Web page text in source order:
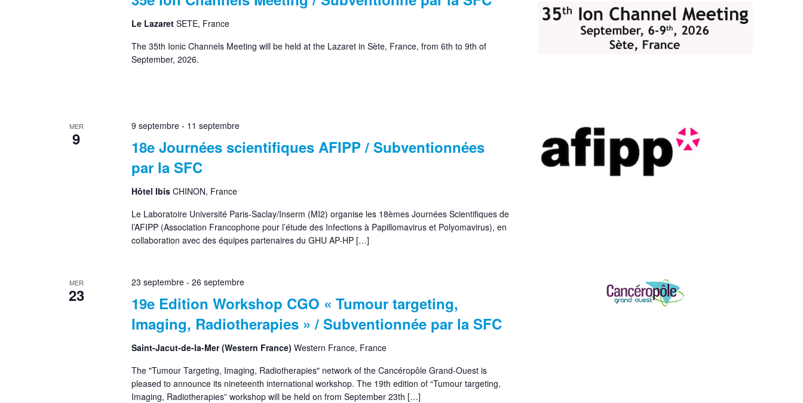
Le Lazaret SETE, France
The 35th Ionic Channels Meeting will be held at the Lazaret in Sète, France, from 6th to 9th of
September, 2026.
MER
9
18e Journées scientifiques AFIPP / Subventionnées
par la SFC
9 septembre- 11 septembre
Hôtel Ibis CHINON, France
Le Laboratoire Université Paris-Saclay/Inserm (MI2) organise les 18èmes Journées Scientifiques de
l’AFIPP (Association Francophone pour l’étude des Infections à Papillomavirus et Polyomavirus), en
collaboration avec des équipes partenaires du GHU AP-HP […]
MER
23
19e Edition Workshop CGO « Tumour targeting,
Imaging, Radiotherapies » / Subventionnée par la SFC
23 septembre- 26 septembre
Saint-Jacut-de-la-Mer (Western France) Western France, France
The "Tumour Targeting, Imaging, Radiotherapies" network of the Cancéropôle Grand-Ouest is
pleased to announce its nineteenth international workshop. The 19th edition of “Tumour targeting,
Imaging, Radiotherapies” workshop will be held on from September 23th […]